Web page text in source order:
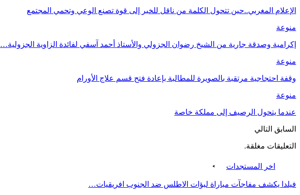
الإعلام المغربي..حين تتحول الكلمة من ناقل للخبر إلى قوة تصنع الوعي وتحمي المجتمع
منوعة
إكرامية وصدقة جارية من الشيخ رضوان الجزولي والأستاذ أحمد آسفي لفائدة الزاوية الجزولية…
منوعة
وقفة احتجاجية مرتقبة بالصويرة للمطالبة بإعادة فتح قسم علاج الأورام
منوعة
عندما يتحول الرصيف إلى مملكة خاصة
السابق التالي
التعليقات مغلقة.
اخر المستجدات
فيلدا يكشف مفاجآت مباراة لبؤات الاطلس ضد الجنوب افريقيات…